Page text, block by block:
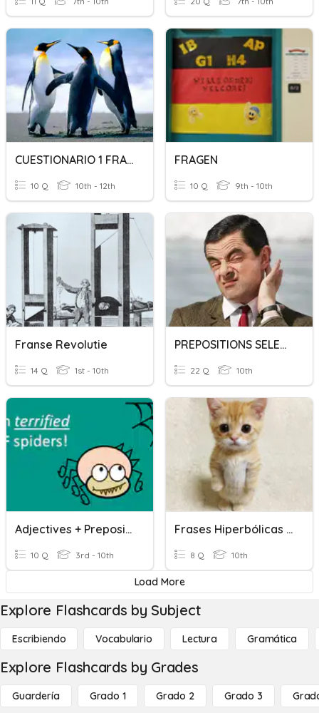
CUESTIONARIO 1 FRANCES
10 Q 10th - 12th
FRAGEN
10 Q 9th - 10th
Franse Revolutie
14 Q 1st - 10th
PREPOSITIONS SELECTIVIDAD
22 Q 10th
Adjectives + Prepositions
10 Q 3rd - 10th
Frases Hiperbólicas Actualización
8 Q 10th
Load More
Explore Flashcards by Subject
Escribiendo Vocabulario Lectura Gramática
Explore Flashcards by Grades
Guardería Grado 1 Grado 2 Grado 3